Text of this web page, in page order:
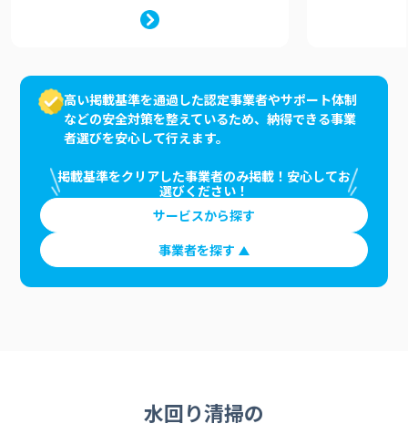
高い掲載基準を通過した認定事業者やサポート体制
などの安全対策を整えているため、納得できる事業
者選びを安心して行えます。
掲載基準をクリアした事業者のみ掲載！安心してお
選びください！
サービスから探す
事業者を探す
水回り清掃の